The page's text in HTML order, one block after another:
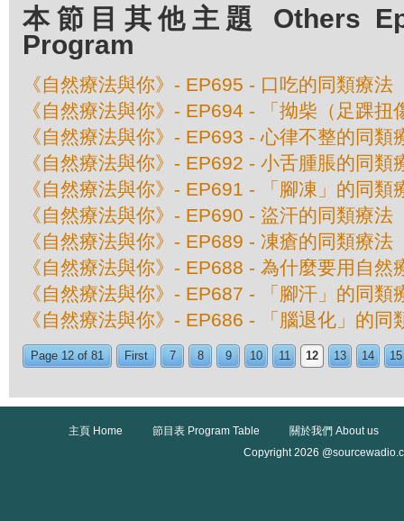
本節目其他主題 Others
Program
《自然療法與你》- EP695 - 口吃的同類療法
《自然療法與你》- EP694 - 「拗柴（足踝扭
《自然療法與你》- EP693 - 心律不整的同類
《自然療法與你》- EP692 - 小舌腫脹的同類
《自然療法與你》- EP691 - 「腳凍」的同類
《自然療法與你》- EP690 - 盜汗的同類療法
《自然療法與你》- EP689 - 凍瘡的同類療法
《自然療法與你》- EP688 - 為什麼要用自然
《自然療法與你》- EP687 - 「腳汗」的同類
《自然療法與你》- EP686 - 「腦退化」的同
Page 12 of 81 First 7 8 9 10 11 12 13 14 15
主頁 Home 節目表 Program Table
關於我們 About us
Copyright 2026